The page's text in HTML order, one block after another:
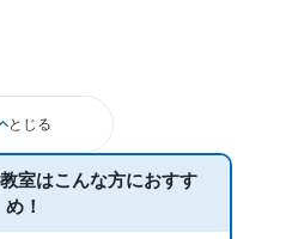
とじる
室はこんな方におすす
め！